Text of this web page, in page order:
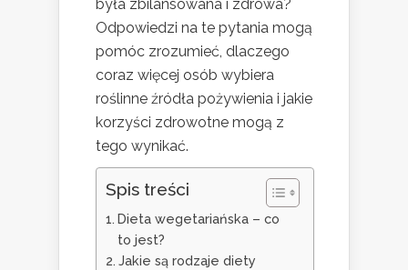
była zbilansowana i zdrowa?
Odpowiedzi na te pytania mogą
pomóc zrozumieć, dlaczego
coraz więcej osób wybiera
roślinne źródła pożywienia i jakie
korzyści zdrowotne mogą z
tego wynikać.
Spis treści
Dieta wegetariańska – co
to jest?
Jakie są rodzaje diety